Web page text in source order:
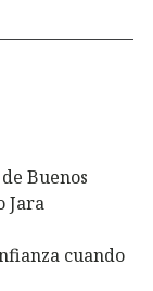
Buenos
Jara
cuando